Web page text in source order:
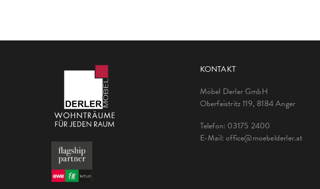
KONTAKT
Möbel Derler GmbH
Oberfeistritz 119, 8184 Anger
Telefon: 03175 2400
E-Mail:office@moebelderler.at